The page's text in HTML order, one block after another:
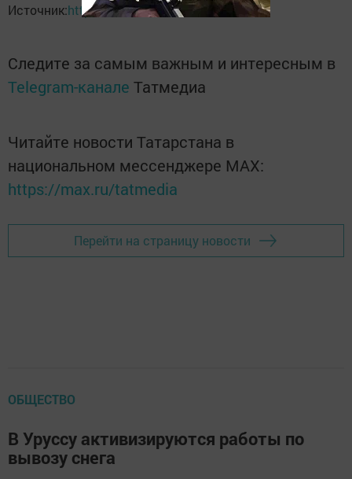
Источник:https://vk.com/urussucrb
Следите за самым важным и интересным в
Telegram-канале Татмедиа
Читайте новости Татарстана в
национальном мессенджере MАХ:
https://max.ru/tatmedia
Перейти на страницу новости
ОБЩЕСТВО
В Уруссу активизируются работы по
вывозу снега